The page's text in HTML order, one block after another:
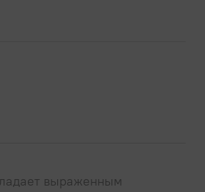
выраженным